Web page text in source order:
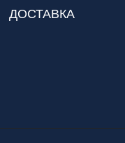
ДОСТАВКА